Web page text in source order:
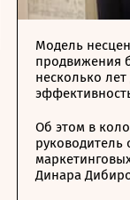
Модель
продвижения
несколько
Об этом в
руководитель
Динара